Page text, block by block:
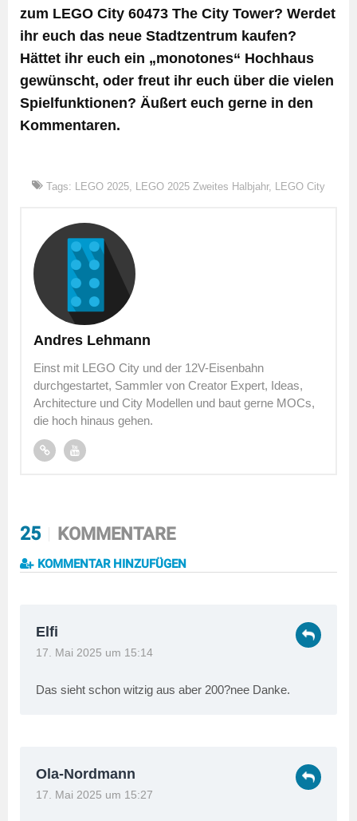
zum LEGO City 60473 The City Tower? Werdet
ihr euch das neue Stadtzentrum kaufen?
Hättet ihr euch ein „monotones“ Hochhaus
gewünscht, oder freut ihr euch über die vielen
Spielfunktionen? Äußert euch gerne in den
Kommentaren.
Tags: LEGO 2025 LEGO 2025 Zweites Halbjahr, LEGO City
Andres Lehmann
Einst mit LEGO City und der 12V-Eisenbahn
durchgestartet, Sammler von Creator Expert, Ideas,
Architecture und City Modellen und baut gerne MOCs,
die hoch hinaus gehen.
25 KOMMENTARE
KOMMENTAR HINZUFÜGEN
Elfi
17. Mai 2025 um 15:14
Das sieht schon witzig aus aber 200?nee Danke.
Ola-Nordmann
17. Mai 2025 um 15:27